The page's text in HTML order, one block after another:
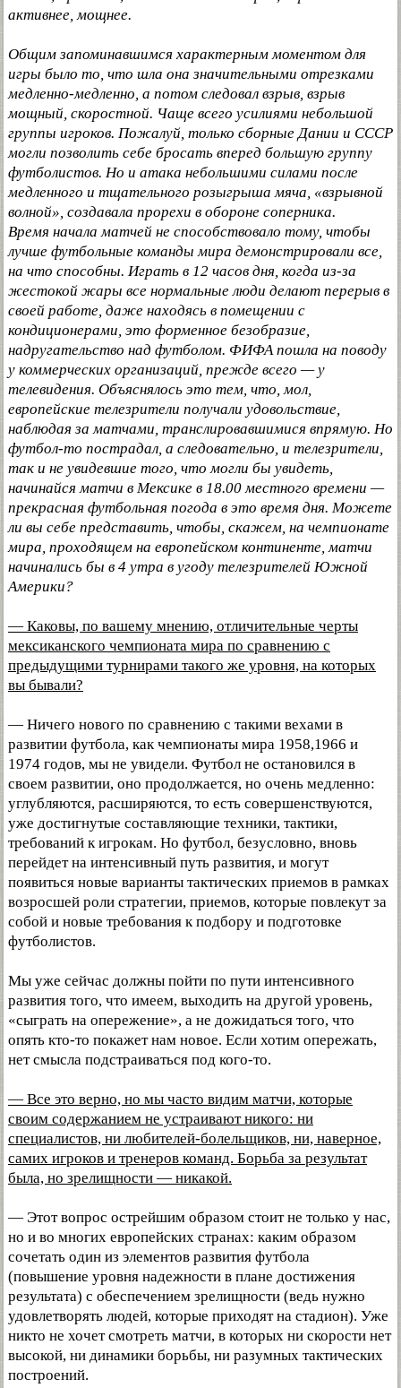
активнее, мощнее.
Общим запоминавшимся характерным моментом для
игры было то, что шла она значительными отрезками
медленно-медленно, а потом следовал взрыв, взрыв
мощный, скоростной. Чаще всего усилиями небольшой
группы игроков. Пожалуй, только сборные Дании и СССР
могли позволить себе бросать вперед большую группу
футболистов. Но и атака небольшими силами после
медленного и тщательного розыгрыша мяча, «взрывной
волной», создавала прорехи в обороне соперника.
Время начала матчей не способствовало тому, чтобы
лучше футбольные команды мира демонстрировали все,
на что способны. Играть в 12 часов дня, когда из-за
жестокой жары все нормальные люди делают перерыв в
своей работе, даже находясь в помещении с
кондиционерами, это форменное безобразие,
надругательство над футболом. ФИФА пошла на поводу
у коммерческих организаций, прежде всего — у
телевидения. Объяснялось это тем, что, мол,
европейские телезрители получали удовольствие,
наблюдая за матчами, транслировавшимися впрямую. Но
футбол-то пострадал, а следовательно, и телезрители,
так и не увидевшие того, что могли бы увидеть,
начинайся матчи в Мексике в 18.00 местного времени —
прекрасная футбольная погода в это время дня. Можете
ли вы себе представить, чтобы, скажем, на чемпионате
мира, проходящем на европейском континенте, матчи
начинались бы в 4 утра в угоду телезрителей Южной
Америки?
— Каковы, по вашему мнению, отличительные черты
мексиканского чемпионата мира по сравнению с
предыдущими турнирами такого же уровня, на которых
вы бывали?
— Ничего нового по сравнению с такими вехами в
развитии футбола, как чемпионаты мира 1958,1966 и
1974 годов, мы не увидели. Футбол не остановился в
своем развитии, оно продолжается, но очень медленно:
углубляются, расширяются, то есть совершенствуются,
уже достигнутые составляющие техники, тактики,
требований к игрокам. Но футбол, безусловно, вновь
перейдет на интенсивный путь развития, и могут
появиться новые варианты тактических приемов в рамках
возросшей роли стратегии, приемов, которые повлекут за
собой и новые требования к подбору и подготовке
футболистов.
Мы уже сейчас должны пойти по пути интенсивного
развития того, что имеем, выходить на другой уровень,
«сыграть на опережение», а не дожидаться того, что
опять кто-то покажет нам новое. Если хотим опережать,
нет смысла подстраиваться под кого-то.
— Все это верно, но мы часто видим матчи, которые
своим содержанием не устраивают никого: ни
специалистов, ни любителей-болельщиков, ни, наверное,
самих игроков и тренеров команд. Борьба за результат
была, но зрелищности — никакой.
— Этот вопрос острейшим образом стоит не только у нас,
но и во многих европейских странах: каким образом
сочетать один из элементов развития футбола
(повышение уровня надежности в плане достижения
результата) с обеспечением зрелищности (ведь нужно
удовлетворять людей, которые приходят на стадион). Уже
никто не хочет смотреть матчи, в которых ни скорости нет
высокой, ни динамики борьбы, ни разумных тактических
построений.